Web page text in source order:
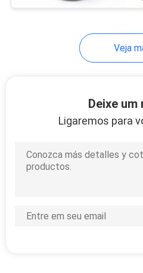
tempos
cilindro de
Veja
Deixe um
Ligaremos para